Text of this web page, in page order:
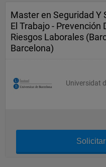
Master en Seguridad Y
El Trabajo - Prevención
Riesgos Laborales
Barcelona)
Universidat